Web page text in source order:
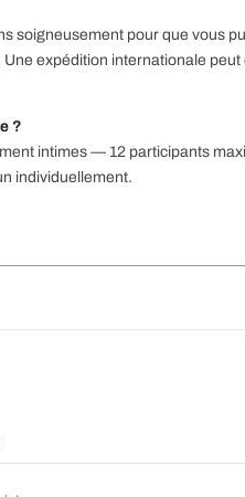
soigneusement pour que vous
expédition internationale
?
intimes — 12 participants
individuellement.